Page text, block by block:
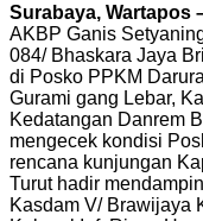
Surabaya, Wartapos
AKBP Ganis
084/ Bhaskara Jaya
di Posko PPKM
Gurami gang Lebar,
Kedatangan Danrem
mengecek kondisi
rencana kunjungan
Turut hadir
Kasdam V/ Brawijaya